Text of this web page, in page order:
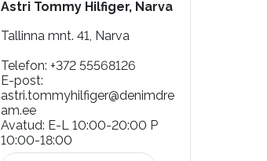
Astri Tommy Hilfiger, Narva
Tallinna mnt. 41, Narva
Telefon: +372 55568126
E-post:
astri.tommyhilfiger@denimdre
am.ee
Avatud: E-L 10:00-20:00 P
10:00-18:00